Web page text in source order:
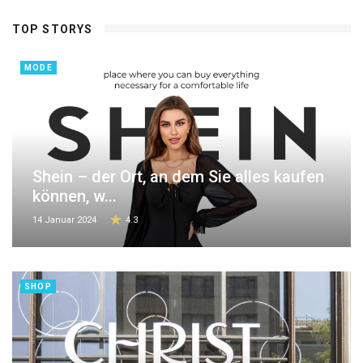
TOP STORYS
MODE
Shein – der Ort, an dem Sie alles kaufen
können, w...
14 Januar 2024 4.3
SHOP